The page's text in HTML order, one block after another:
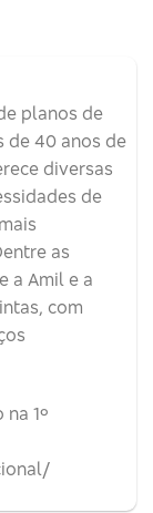
planos de
de 40 anos de
diversas
de
as
a Amil e a
com
1º